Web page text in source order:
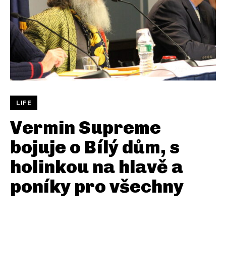
LIFE
Vermin Supreme
bojuje o Bílý dům, s
holinkou na hlavě a
poníky pro všechny